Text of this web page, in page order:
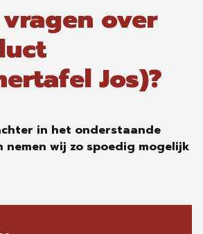
over
Jos)?
in het onderstaande
nemen wij zo spoedig mogelijk